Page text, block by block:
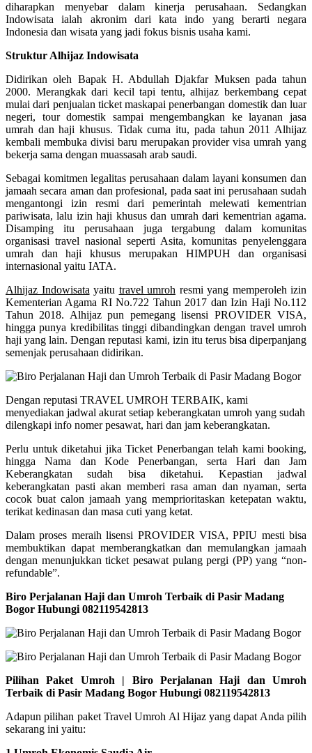
diharapkan menyebar dalam kinerja perusahaan. Sedangkan
Indowisata ialah akronim dari kata indo yang berarti negara
Indonesia dan wisata yang jadi fokus bisnis usaha kami.
Struktur Alhijaz Indowisata
Didirikan oleh Bapak H. Abdullah Djakfar Muksen pada tahun
2000. Merangkak dari kecil tapi tentu, alhijaz berkembang cepat
mulai dari penjualan ticket maskapai penerbangan domestik dan luar
negeri, tour domestik sampai mengembangkan ke layanan jasa
umrah dan haji khusus. Tidak cuma itu, pada tahun 2011 Alhijaz
kembali membuka divisi baru merupakan provider visa umrah yang
bekerja sama dengan muassasah arab saudi.
Sebagai komitmen legalitas perusahaan dalam layani konsumen dan
jamaah secara aman dan profesional, pada saat ini perusahaan sudah
mengantongi izin resmi dari pemerintah melewati kementrian
pariwisata, lalu izin haji khusus dan umrah dari kementrian agama.
Disamping itu perusahaan juga tergabung dalam komunitas
organisasi travel nasional seperti Asita, komunitas penyelenggara
umrah dan haji khusus merupakan HIMPUH dan organisasi
internasional yaitu IATA.
Alhijaz Indowisata yaitu travel umroh resmi yang memperoleh izin
Kementerian Agama RI No.722 Tahun 2017 dan Izin Haji No.112
Tahun 2018. Alhijaz pun pemegang lisensi PROVIDER VISA,
hingga punya kredibilitas tinggi dibandingkan dengan travel umroh
haji yang lain. Dengan reputasi kami, izin itu terus bisa diperpanjang
semenjak perusahaan didirikan.
Dengan reputasi TRAVEL UMROH TERBAIK, kami
menyediakan jadwal akurat setiap keberangkatan umroh yang sudah
dilengkapi info nomer pesawat, hari dan jam keberangkatan.
Perlu untuk diketahui jika Ticket Penerbangan telah kami booking,
hingga Nama dan Kode Penerbangan, serta Hari dan Jam
Keberangkatan sudah bisa diketahui. Kepastian jadwal
keberangkatan pasti akan memberi rasa aman dan nyaman, serta
cocok buat calon jamaah yang memprioritaskan ketepatan waktu,
terikat kedinasan dan masa cuti yang ketat.
Dalam proses meraih lisensi PROVIDER VISA, PPIU mesti bisa
membuktikan dapat memberangkatkan dan memulangkan jamaah
dengan menunjukkan ticket pesawat pulang pergi (PP) yang “non-
refundable”.
Biro Perjalanan Haji dan Umroh Terbaik di Pasir Madang
Bogor Hubungi 082119542813
Pilihan Paket Umroh | Biro Perjalanan Haji dan Umroh
Terbaik di Pasir Madang Bogor Hubungi 082119542813
Adapun pilihan paket Travel Umroh Al Hijaz yang dapat Anda pilih
sekarang ini yaitu: